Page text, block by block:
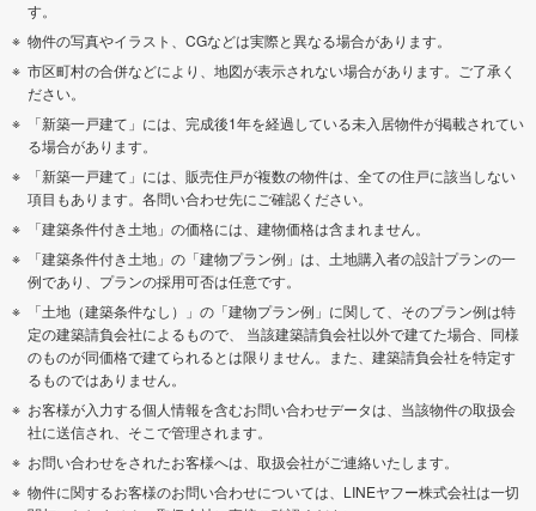
す。
物件の写真やイラスト、CGなどは実際と異なる場合があります。
市区町村の合併などにより、地図が表示されない場合があります。ご了承く
ださい。
「新築一戸建て」には、完成後1年を経過している未入居物件が掲載されてい
る場合があります。
「新築一戸建て」には、販売住戸が複数の物件は、全ての住戸に該当しない
項目もあります。各問い合わせ先にご確認ください。
「建築条件付き土地」の価格には、建物価格は含まれません。
「建築条件付き土地」の「建物プラン例」は、土地購入者の設計プランの一
例であり、プランの採用可否は任意です。
「土地（建築条件なし）」の「建物プラン例」に関して、そのプラン例は特
定の建築請負会社によるもので、 当該建築請負会社以外で建てた場合、同様
のものが同価格で建てられるとは限りません。また、建築請負会社を特定す
るものではありません。
お客様が入力する個人情報を含むお問い合わせデータは、当該物件の取扱会
社に送信され、そこで管理されます。
お問い合わせをされたお客様へは、取扱会社がご連絡いたします。
物件に関するお客様のお問い合わせについては、LINEヤフー株式会社は一切